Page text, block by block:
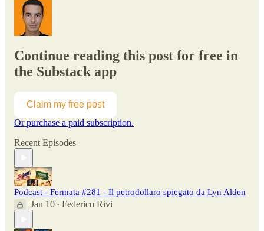
Continue reading this post for free in
the Substack app
Claim my free post
Or purchase a paid subscription.
Recent Episodes
Podcast - Fermata #281 - Il petrodollaro spiegato da Lyn Alden
Jan 10 • Federico Rivi